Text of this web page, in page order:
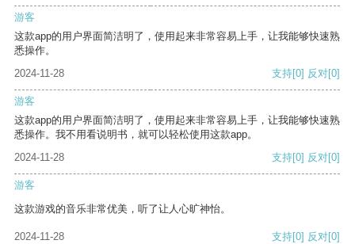
游客
这款app的用户界面简洁明了，使用起来非常容易上手，让我能够快速熟
悉操作。
2024-11-28
支持[0] 反对[0]
游客
这款app的用户界面简洁明了，使用起来非常容易上手，让我能够快速熟
悉操作。我不用看说明书，就可以轻松使用这款app。
2024-11-28
支持[0] 反对[0]
游客
这款游戏的音乐非常优美，听了让人心旷神怡。
2024-11-28 支持[0] 反对[0]